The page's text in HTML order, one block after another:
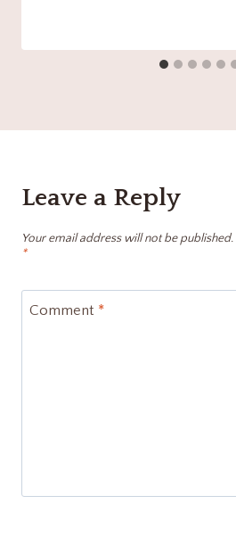
Leave a Reply
Your email address will not be published.
*
Comment *